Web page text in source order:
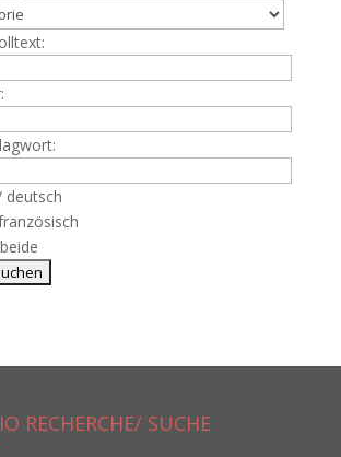
deutsch
RECHERCHE/ SUCHE